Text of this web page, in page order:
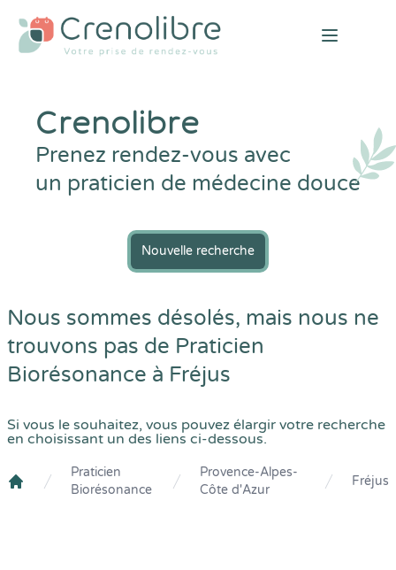
Open
Crenolibre
Prenez rendez-vous avec
un praticien de médecine douce
Nouvelle recherche
Nous sommes désolés, mais nous ne
trouvons pas de Praticien
Biorésonance à Fréjus
Si vous le souhaitez, vous pouvez élargir votre recherche
en choisissant un des liens ci-dessous.
Crenolibre
Praticien
Biorésonance
Provence-Alpes-
Côte d'Azur
Fréjus